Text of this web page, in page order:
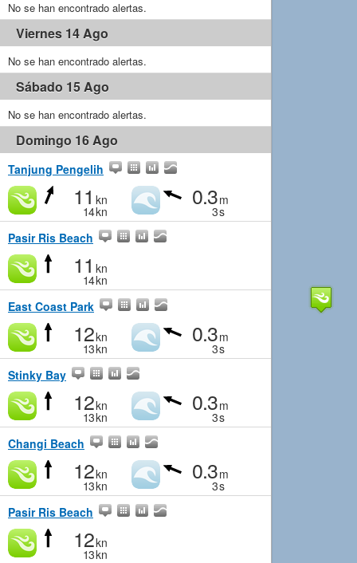
No se han encontrado alertas.
Viernes 14 Ago
No se han encontrado alertas.
Sábado 15 Ago
No se han encontrado alertas.
Domingo 16 Ago
Tanjung Pengelih
11 kn
14kn
0.3m
3s
Pasir Ris Beach
11 kn
14kn
East Coast Park
12kn
13kn
0.3m
3s
Stinky Bay
12kn
13kn
0.3m
3s
Changi Beach
12kn
13kn
0.3m
3s
Pasir Ris Beach
12kn
13kn